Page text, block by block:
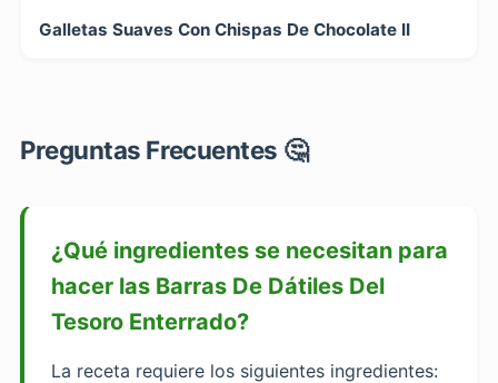
Galletas Suaves Con Chispas De Chocolate II
Preguntas Frecuentes 🤔
¿Qué ingredientes se necesitan para
hacer las Barras De Dátiles Del
Tesoro Enterrado?
La receta requiere los siguientes ingredientes: